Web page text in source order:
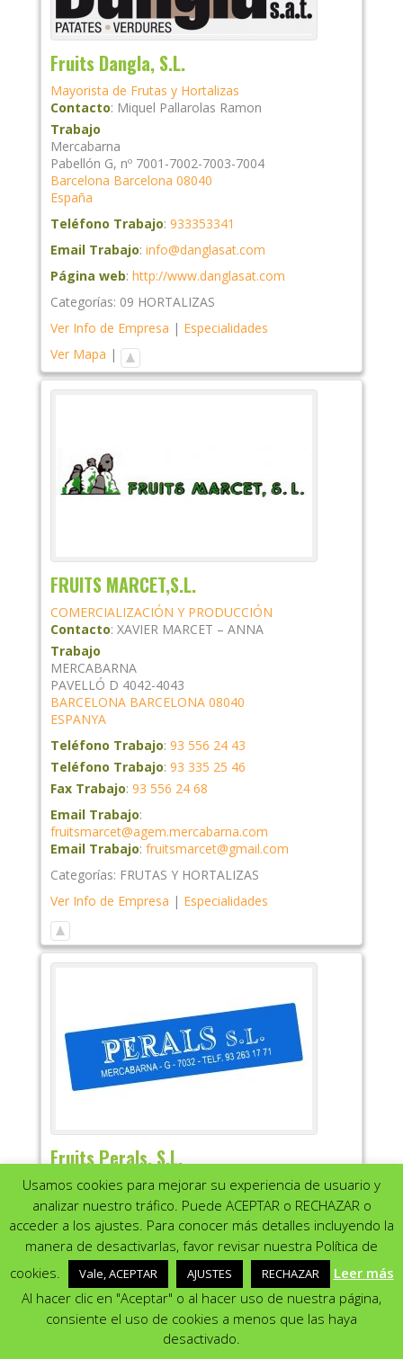
Fruits Dangla, S.L.
Mayorista de Frutas y Hortalizas
Contacto: Miquel Pallarolas Ramon
Trabajo
Mercabarna
Pabellón G, nº 7001-7002-7003-7004
Barcelona Barcelona 08040
España
Teléfono Trabajo: 933353341
Email Trabajo: info@danglasat.com
Página web: http://www.danglasat.com
Categorías: 09 HORTALIZAS
Ver Info de Empresa | Especialidades
Ver Mapa |
FRUITS MARCET,S.L.
COMERCIALIZACIÓN Y PRODUCCIÓN
Contacto: XAVIER MARCET – ANNA
Trabajo
MERCABARNA
PAVELLÓ D 4042-4043
BARCELONA BARCELONA 08040
ESPANYA
Teléfono Trabajo: 93 556 24 43
Teléfono Trabajo: 93 335 25 46
Fax Trabajo: 93 556 24 68
Email Trabajo:
fruitsmarcet@agem.mercabarna.com
Email Trabajo: fruitsmarcet@gmail.com
Categorías: FRUTAS Y HORTALIZAS
Ver Info de Empresa | Especialidades
Fruits Perals, S.L.
Mayorista de Frutas y Hortalizas
Contacto: Maria Perals i Ollé
Trabajo
Mercabarna
Pabellón G, nº 7032
Barcelona Barcelona
08040
España
Teléfono Trabajo: 932631771
mariaperals@yahoo.es
Usamos cookies para mejorar su experiencia de usuario y
analizar nuestro tráfico. Puede ACEPTAR o RECHAZAR o
acceder a los ajustes. Para conocer más detalles incluyendo la
manera de desactivarlas, favor revisar nuestra Política de
cookies.
Vale, ACEPTAR AJUSTES RECHAZAR
Leer más
Al hacer clic en "Aceptar" o al hacer uso de nuestra página,
consiente el uso de cookies a menos que las haya
desactivado.
Utilizamos cookies para ofrecerte la mejor experiencia en
nuestra web.
Puedes aprender más sobre qué cookies utilizamos o cambiarlas
en los {setting]ajustes{/setting].